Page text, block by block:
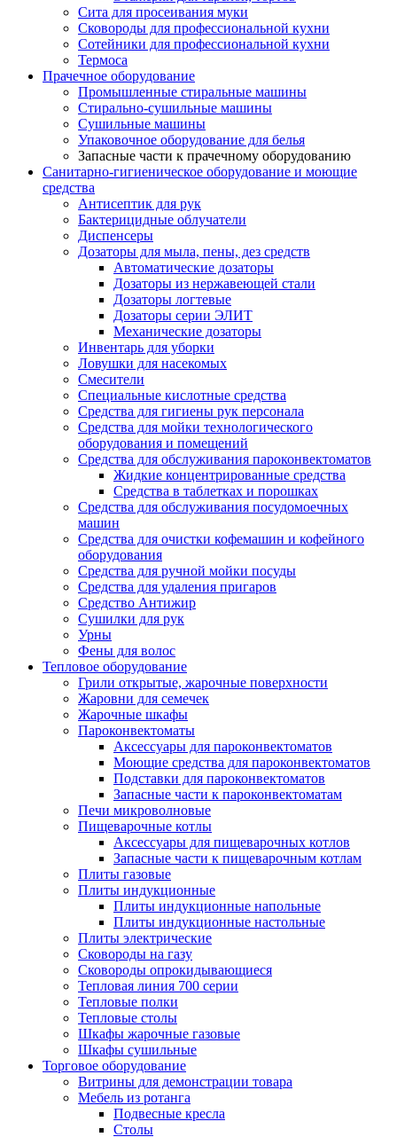
Сита для просеивания муки
Сковороды для профессиональной кухни
Сотейники для профессиональной кухни
Термоса
Прачечное оборудование
Промышленные стиральные машины
Стирально-сушильные машины
Сушильные машины
Упаковочное оборудование для белья
Запасные части к прачечному оборудованию
Санитарно-гигиеническое оборудование и моющие
средства
Антисептик для рук
Бактерицидные облучатели
Диспенсеры
Дозаторы для мыла, пены, дез средств
Автоматические дозаторы
Дозаторы из нержавеющей стали
Дозаторы логтевые
Дозаторы серии ЭЛИТ
Механические дозаторы
Инвентарь для уборки
Ловушки для насекомых
Смесители
Специальные кислотные средства
Средства для гигиены рук персонала
Средства для мойки технологического
оборудования и помещений
Средства для обслуживания пароконвектоматов
Жидкие концентрированные средства
Средства в таблетках и порошках
Средства для обслуживания посудомоечных
машин
Средства для очистки кофемашин и кофейного
оборудования
Средства для ручной мойки посуды
Средства для удаления пригаров
Средство Антижир
Сушилки для рук
Урны
Фены для волос
Тепловое оборудование
Грили открытые, жарочные поверхности
Жаровни для семечек
Жарочные шкафы
Пароконвектоматы
Аксессуары для пароконвектоматов
Моющие средства для пароконвектоматов
Подставки для пароконвектоматов
Запасные части к пароконвектоматам
Печи микроволновые
Пищеварочные котлы
Аксессуары для пищеварочных котлов
Запасные части к пищеварочным котлам
Плиты газовые
Плиты индукционные
Плиты индукционные напольные
Плиты индукционные настольные
Плиты электрические
Сковороды на газу
Сковороды опрокидывающиеся
Тепловая линия 700 серии
Тепловые полки
Тепловые столы
Шкафы жарочные газовые
Шкафы сушильные
Торговое оборудование
Витрины для демонстрации товара
Мебель из ротанга
Подвесные кресла
Столы